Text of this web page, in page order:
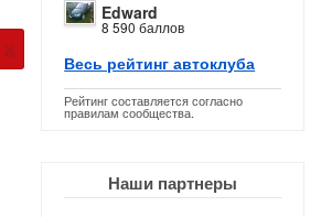
Edward
8 590 баллов
Весь рейтинг автоклуба
Рейтинг составляется согласно
правилам сообщества.
Наши партнеры
х